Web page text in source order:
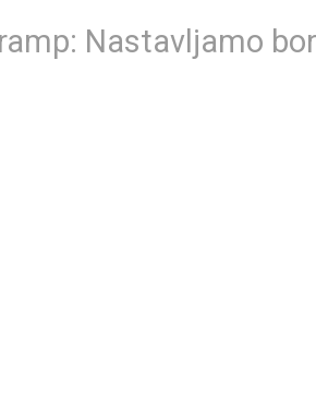
Nastavljamo